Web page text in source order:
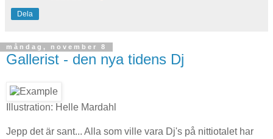
Dela
måndag, november 8
Gallerist - den nya tidens Dj
Illustration: Helle Mardahl
Jepp det är sant... Alla som ville vara Dj's på nittiotalet har